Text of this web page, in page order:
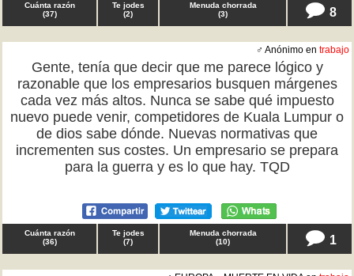
Cuánta razón
(37)
Te jodes
(2)
Menuda chorrada
(3) 8
♂ Anónimo en trabajo
Gente, tenía que decir que me parece lógico y
razonable que los empresarios busquen márgenes
cada vez más altos. Nunca se sabe qué impuesto
nuevo puede venir, competidores de Kuala Lumpur o
de dios sabe dónde. Nuevas normativas que
incrementen sus costes. Un empresario se prepara
para la guerra y es lo que hay. TQD
Cuánta razón
(36)
Te jodes
(7)
Menuda chorrada
(10) 1